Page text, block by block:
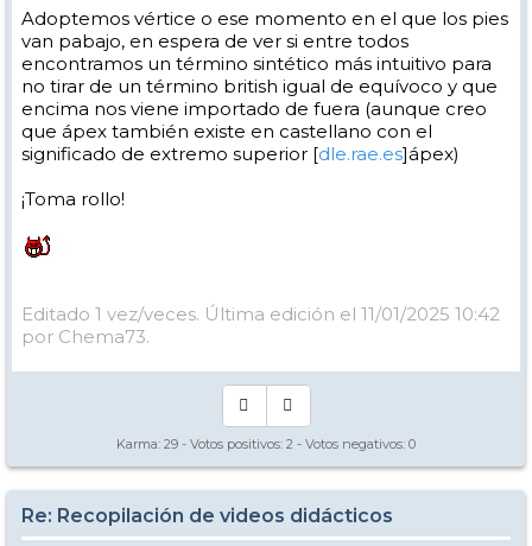
Adoptemos vértice o ese momento en el que los pies
van pabajo, en espera de ver si entre todos
encontramos un término sintético más intuitivo para
no tirar de un término british igual de equívoco y que
encima nos viene importado de fuera (aunque creo
que ápex también existe en castellano con el
significado de extremo superior [dle.rae.es]ápex)
¡Toma rollo!
Editado 1 vez/veces. Última edición el 11/01/2025 10:42
por Chema73.
Karma: 29 - Votos positivos: 2 - Votos negativos: 0
Re: Recopilación de videos didácticos